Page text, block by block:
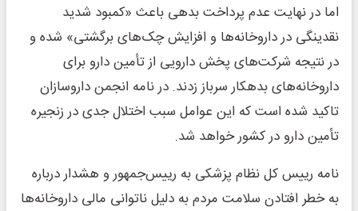
اما در نهایت عدم پرداخت بدهی باعث «کمبود شدید
نقدینگی در داروخانه‌ها و افزایش چک‌های برگشتی» شده و
در نتیجه شرکت‌های پخش دارویی از تأمین دارو برای
داروخانه‌های بدهکار سرباز زدند. در نامه انجمن داروسازان
تاکید شده است که این عوامل سبب اختلال جدی در زنجیره
تأمین دارو در کشور خواهد شد.
نامه رییس کل نظام پزشکی به رییس‌جمهور و هشدار درباره
به خطر افتادن سلامت مردم به دلیل ناتوانی مالی داروخانه‌ها